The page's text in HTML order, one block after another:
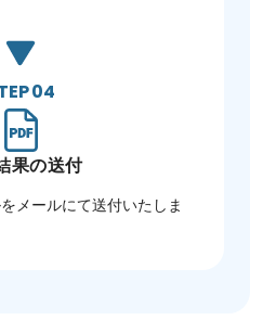
04
果の送付
メールにて送付いたしま